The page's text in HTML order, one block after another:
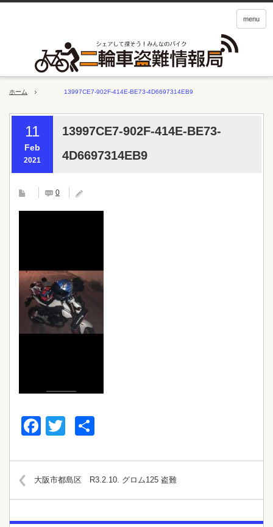
menu
ホーム 13997CE7-902F-414E-BE73-4D6697314EB9
11
Feb
2021
13997CE7-902F-414E-BE73-
4D6697314EB9
0
Facebook
Twitter
大阪市都島区 R3.2.10. グロム125 盗難